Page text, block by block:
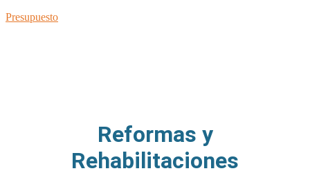
Presupuesto
Reformas y
Rehabilitaciones